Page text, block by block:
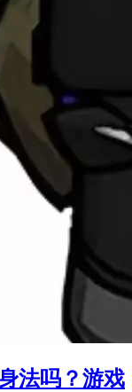
法吗？游戏